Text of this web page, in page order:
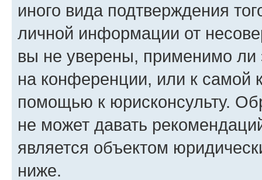
иного вида подтверждения
личной информации от
вы не уверены, применимо ли
на конференции, или к самой
помощью к юрисконсульту.
не может давать
является объектом
ниже.